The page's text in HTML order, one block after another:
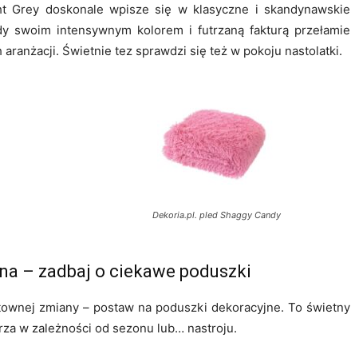
Grey doskonale wpisze się w klasyczne i skandynawskie
swoim intensywnym kolorem i futrzaną fakturą przełamie
Świetnie tez sprawdzi się też w pokoju nastolatki.
Dekoria.pl. pled Shaggy Candy
– zadbaj o ciekawe poduszki
zmiany – postaw na poduszki dekoracyjne. To świetny
w zależności od sezonu lub… nastroju.